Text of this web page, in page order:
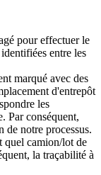
pour effectuer le
entre les
marqué avec des
d'entrepôt
les
Par conséquent,
de notre processus.
quel camion/lot de
la traçabilité à